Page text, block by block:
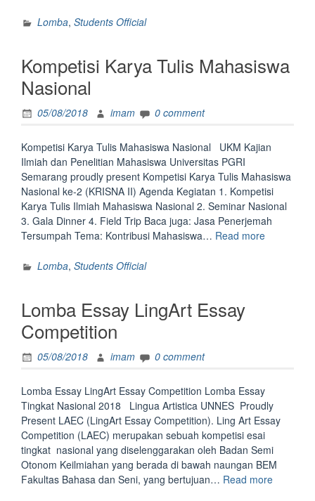
Nasional
Lomba, Students Official
Kompetisi Karya Tulis Mahasiswa
Nasional
05/08/2018 imam 0 comment
Kompetisi Karya Tulis Mahasiswa Nasional UKM Kajian
Ilmiah dan Penelitian Mahasiswa Universitas PGRI
Semarang proudly present Kompetisi Karya Tulis Mahasiswa
Nasional ke-2 (KRISNA II) Agenda Kegiatan 1. Kompetisi
Karya Tulis Ilmiah Mahasiswa Nasional 2. Seminar Nasional
3. Gala Dinner 4. Field Trip Baca juga: Jasa Penerjemah
Tersumpah Tema: Kontribusi Mahasiswa… Read more“Kompetisi
Lomba, Students Official
Lomba Essay LingArt Essay
Competition
05/08/2018 imam 0 comment
Lomba Essay LingArt Essay Competition Lomba Essay
Tingkat Nasional 2018 Lingua Artistica UNNES Proudly
Present LAEC (LingArt Essay Competition). Ling Art Essay
Competition (LAEC) merupakan sebuah kompetisi esai
tingkat nasional yang diselenggarakan oleh Badan Semi
Otonom Keilmiahan yang berada di bawah naungan BEM
Fakultas Bahasa dan Seni, yang bertujuan… Read more“Lomba